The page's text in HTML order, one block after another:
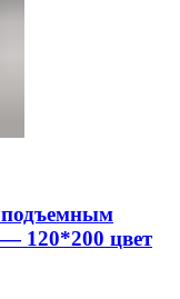
подъемным
120*200 цвет